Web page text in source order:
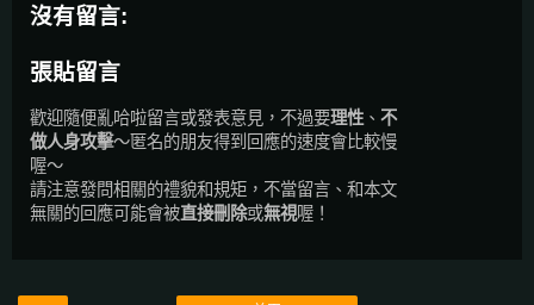
沒有留言:
張貼留言
歡迎隨便亂哈啦留言或發表意見，不過要理性 、 不
做人身攻擊～匿名的朋友得到回應的速度會比較慢
喔～
請注意發問相關的禮貌和規矩，不當留言、和本文
無關的回應可能會被直接刪除或無視喔！